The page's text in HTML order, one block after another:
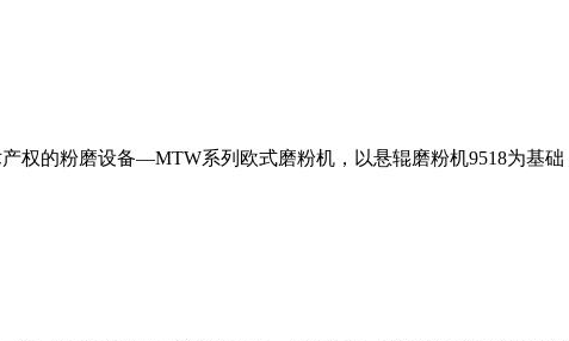
权的粉磨设备—MTW系列欧式磨粉机，以悬辊磨粉机9518为基